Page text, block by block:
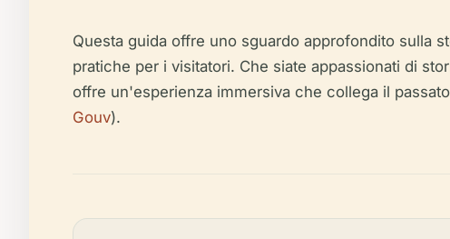
Questa guida offre uno sguardo approfondito sulla
pratiche per i visitatori. Che siate appassionati di
offre un'esperienza immersiva che collega il
Gouv).